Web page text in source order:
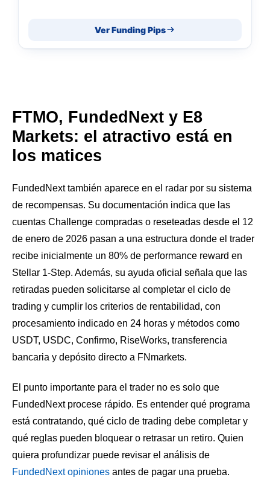
Ver Funding Pips
FTMO, FundedNext y E8
Markets: el atractivo está en
los matices
FundedNext también aparece en el radar por su sistema
de recompensas. Su documentación indica que las
cuentas Challenge compradas o reseteadas desde el 12
de enero de 2026 pasan a una estructura donde el trader
recibe inicialmente un 80% de performance reward en
Stellar 1-Step. Además, su ayuda oficial señala que las
retiradas pueden solicitarse al completar el ciclo de
trading y cumplir los criterios de rentabilidad, con
procesamiento indicado en 24 horas y métodos como
USDT, USDC, Confirmo, RiseWorks, transferencia
bancaria y depósito directo a FNmarkets.
El punto importante para el trader no es solo que
FundedNext procese rápido. Es entender qué programa
está contratando, qué ciclo de trading debe completar y
qué reglas pueden bloquear o retrasar un retiro. Quien
quiera profundizar puede revisar el análisis de
FundedNext opiniones antes de pagar una prueba.